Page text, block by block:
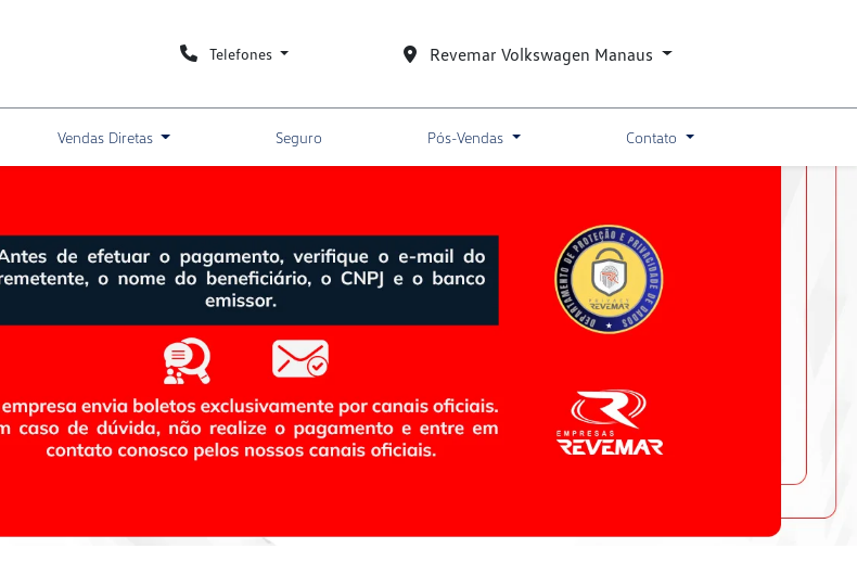
Telefones Revemar Volkswagen Manaus
Vendas Diretas Seguro Pós-Vendas Contato